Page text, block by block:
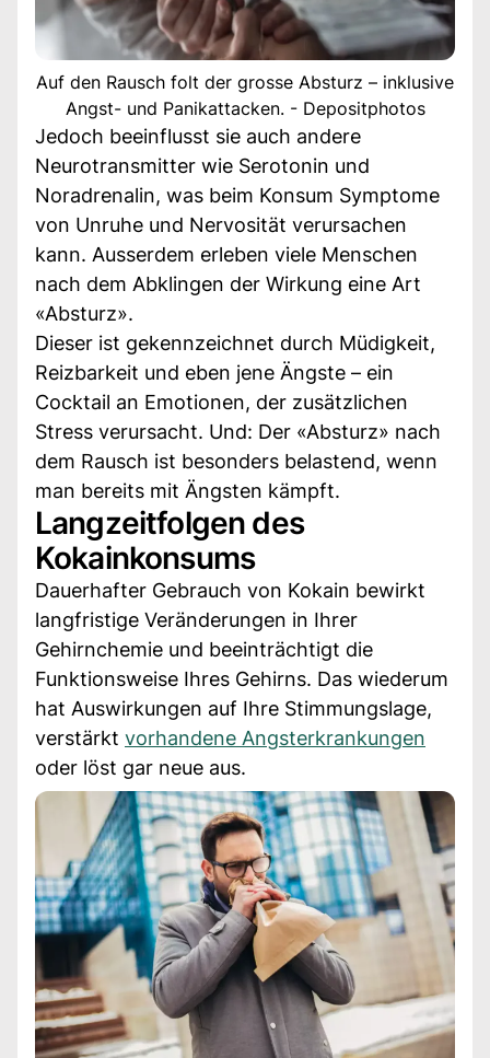
Auf den Rausch folt der grosse Absturz – inklusive
Angst- und Panikattacken. - Depositphotos
Jedoch beeinflusst sie auch andere
Neurotransmitter wie Serotonin und
Noradrenalin, was beim Konsum Symptome
von Unruhe und Nervosität verursachen
kann. Ausserdem erleben viele Menschen
nach dem Abklingen der Wirkung eine Art
«Absturz».
Dieser ist gekennzeichnet durch Müdigkeit,
Reizbarkeit und eben jene Ängste – ein
Cocktail an Emotionen, der zusätzlichen
Stress verursacht. Und: Der «Absturz» nach
dem Rausch ist besonders belastend, wenn
man bereits mit Ängsten kämpft.
Langzeitfolgen des
Kokainkonsums
Dauerhafter Gebrauch von Kokain bewirkt
langfristige Veränderungen in Ihrer
Gehirnchemie und beeinträchtigt die
Funktionsweise Ihres Gehirns. Das wiederum
hat Auswirkungen auf Ihre Stimmungslage,
verstärkt vorhandene Angsterkrankungen
oder löst gar neue aus.